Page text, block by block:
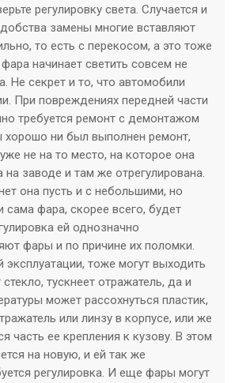
регулировку света. Случается и
замены многие вставляют
то есть с перекосом, а это тоже
начинает светить совсем не
Не секрет и то, что автомобили
При повреждениях передней части
требуется ремонт с демонтажом
хорошо ни был выполнен ремонт,
не на то место, на которое она
на заводе и там же отрегулирована.
она пусть и с небольшими, но
фара, скорее всего, будет
ей однозначно
фары и по причине их поломки.
эксплуатации, тоже могут выходить
тускнеет отражатель, да и
может рассохнуться пластик,
или линзу в корпусе, или же
часть ее крепления к кузову. В этом
на новую, и ей так же
регулировка. И еще фары могут